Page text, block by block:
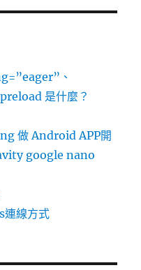
、
是什麼？
做 Android APP開
google nano
線方式